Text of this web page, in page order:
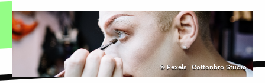
©Pexels | Cottonbro Studio